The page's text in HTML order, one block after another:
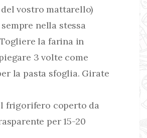
vostro mattarello)
nella stessa
la farina in
3 volte come
la pasta sfoglia. Girate
frigorifero coperto da
per 15-20